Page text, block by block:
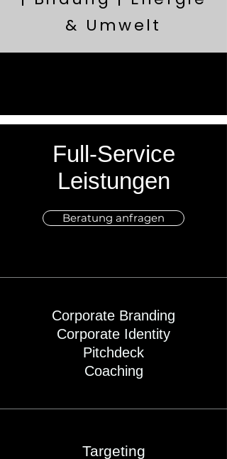
& Umwelt
Full-Service
Leistungen
Beratung anfragen
Corporate Branding
Corporate Identity
Pitchdeck
Coaching
Targeting